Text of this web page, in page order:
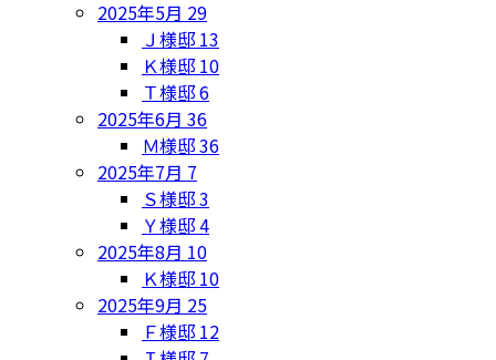
2025年5月 29
Ｊ様邸 13
Ｋ様邸 10
Ｔ様邸6
2025年6月 36
Ｍ様邸36
2025年7月 7
Ｓ様邸3
Ｙ様邸4
2025年8月 10
Ｋ様邸 10
2025年9月 25
Ｆ様邸 12